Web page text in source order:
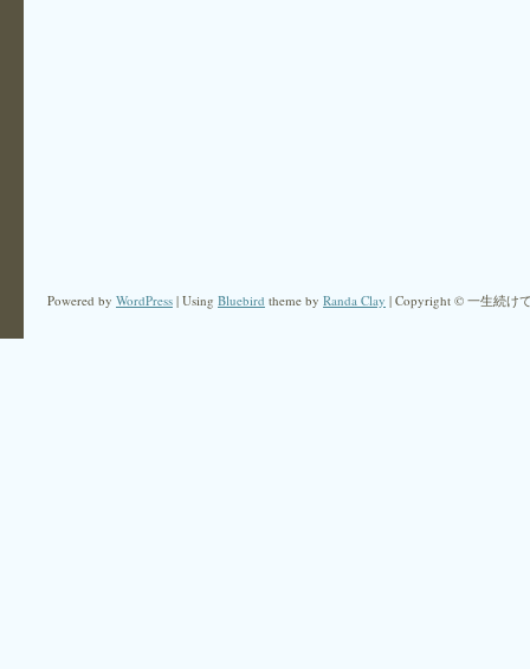
Powered by WordPress | Using Bluebird theme by Randa Clay | Copyright © 一生続け